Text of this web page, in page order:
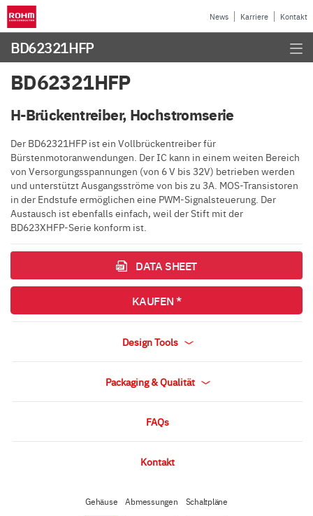
News Karriere Kontakt
BD62321HFP
Gehäuse Abmessungen Schaltpläne
BD62321HFP
H-Brückentreiber, Hochstromserie
Der BD62321HFP ist ein Vollbrückentreiber für
Bürstenmotoranwendungen. Der IC kann in einem weiten Bereich
von Versorgungsspannungen (von 6 V bis 32V) betrieben werden
und unterstützt Ausgangsströme von bis zu 3A. MOS-Transistoren
in der Endstufe ermöglichen eine PWM-Signalsteuerung. Der
Austausch ist ebenfalls einfach, weil der Stift mit der
BD623XHFP-Serie konform ist.
DATA SHEET
KAUFEN *
Design Tools
Packaging & Qualität
FAQs
Kontakt